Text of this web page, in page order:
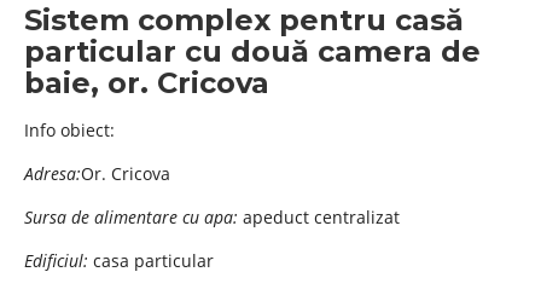
Sistem complex pentru casă
particular cu două camera de
baie, or. Cricova
Info obiect:
Adresa:Or. Cricova
Sursa de alimentare cu apa: apeduct centralizat
Edificiul: casa particular